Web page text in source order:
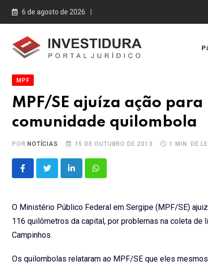
Skip
6 de agosto de 2026
MPF
MPF/SE ajuíza ação
comunidade quilombola
PORNOTÍCIAS 15 DE OUTUBRO DE 2013 1 MIN. DE
LinkedInWhatsapp
O Ministério Público Federal em Sergipe (MPF/SE)
116 quilômetros da capital, por problemas na coleta
Campinhos.
Os quilombolas relataram ao MPF/SE que eles